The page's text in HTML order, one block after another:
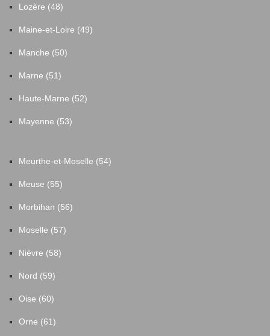
Lozère (48)
Maine-et-Loire (49)
Manche (50)
Marne (51)
Haute-Marne (52)
Mayenne (53)
Meurthe-et-Moselle (54)
Meuse (55)
Morbihan (56)
Moselle (57)
Nièvre (58)
Nord (59)
Oise (60)
Orne (61)